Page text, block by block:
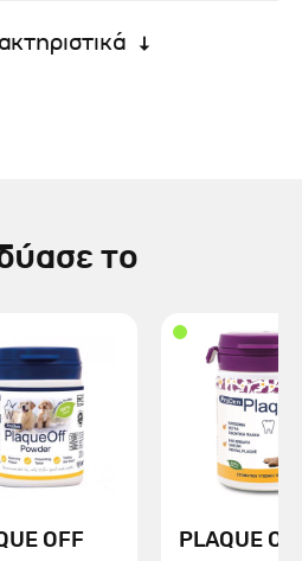
το
OFF
PLAQUE